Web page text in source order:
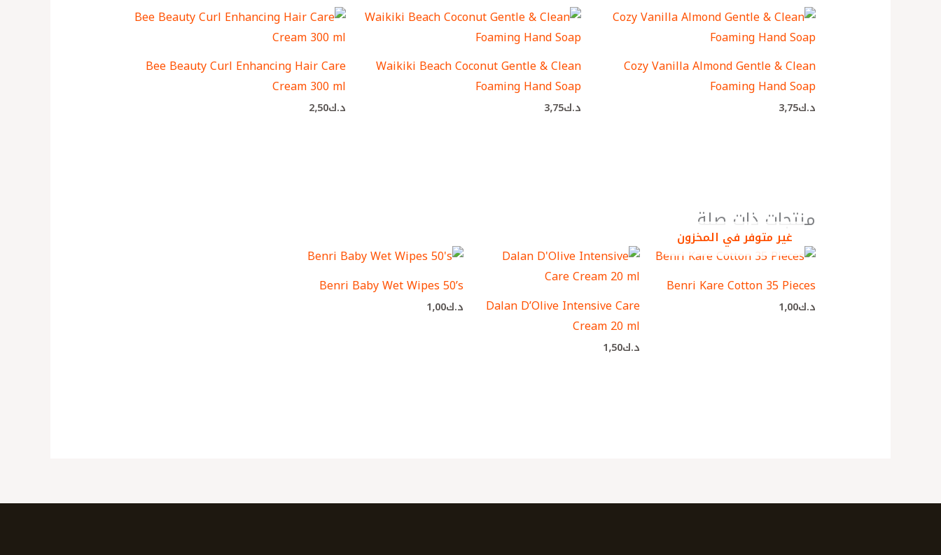
Cozy Vanilla Almond Gentle & Clean
Foaming Hand Soap
د.ك3٫75
Waikiki Beach Coconut Gentle & Clean
Foaming Hand Soap
د.ك3٫75
Bee Beauty Curl Enhancing Hair Care
Cream 300 ml
د.ك2٫50
منتجات ذات صلة
غير متوفر في المخزون
Benri Kare Cotton 35 Pieces
د.ك1٫00
Dalan D’Olive Intensive Care
Cream 20 ml
د.ك1٫50
Benri Baby Wet Wipes 50’s
د.ك1٫00